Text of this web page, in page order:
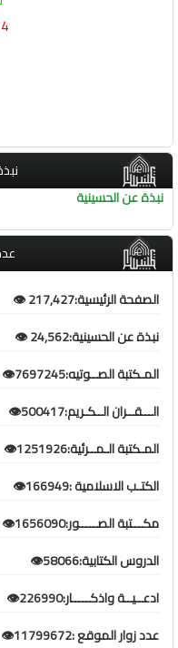
4 years ago
نبذة عن الحسينية
الصفحة الرئيسية:217,427 👁️
نبذة عن الحسينية:24,562 👁️
المـكتبة الصــوتيه:7697245👁️
الـــقــران الــكـريم:500417👁️
المـكتبة الـمــرئية:1251926👁️
الكتـب الاسلامية :166949👁️
مكـــتبة الصـــــور:1656090👁️
الدروس الكتابية:58066👁️
ادعــيــة واذكـــــار:226990👁️
عدد زوار الموقع :11799672👁️